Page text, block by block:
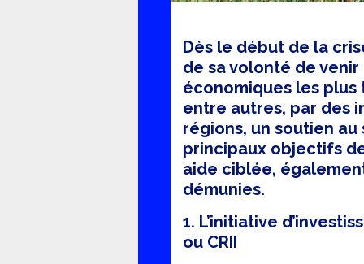
Dès le début de la
de sa volonté de
économiques les plus
entre autres, par des
régions, un soutien au
principaux objectifs
aide ciblée,
démunies.
1. L’initiative
ou CRII